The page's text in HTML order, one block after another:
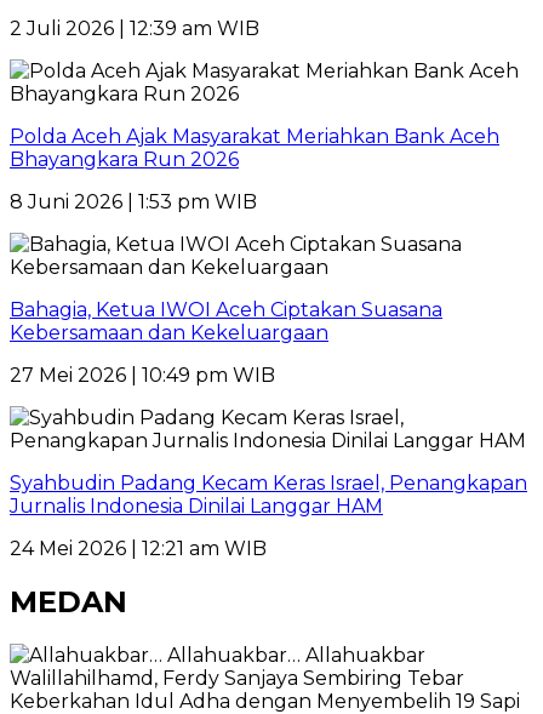
2 Juli 2026 | 12:39 am WIB
Polda Aceh Ajak Masyarakat Meriahkan Bank Aceh
Bhayangkara Run 2026
8 Juni 2026 | 1:53 pm WIB
Bahagia, Ketua IWOI Aceh Ciptakan Suasana
Kebersamaan dan Kekeluargaan
27 Mei 2026 | 10:49 pm WIB
Syahbudin Padang Kecam Keras Israel, Penangkapan
Jurnalis Indonesia Dinilai Langgar HAM
24 Mei 2026 | 12:21 am WIB
MEDAN